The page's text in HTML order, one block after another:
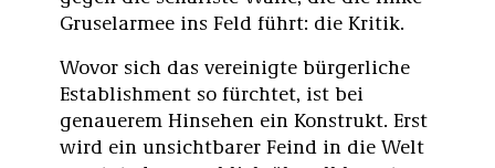
Gruselarmee ins Feld führt: die Kritik.
Wovor sich das vereinigte bürgerliche
Establishment so fürchtet, ist bei
genauerem Hinsehen ein Konstrukt. Erst
wird ein unsichtbarer Feind in die Welt